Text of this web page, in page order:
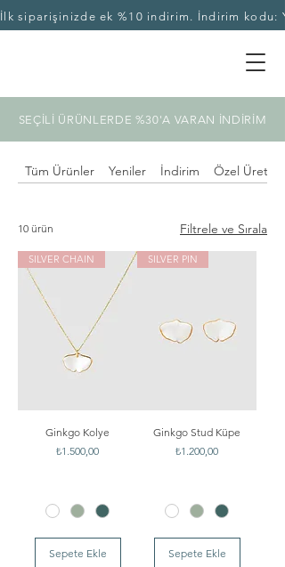
İlk siparişinizde ek %10 indirim. İndirim kodu:
SEÇİLİ ÜRÜNLERDE %30'A VARAN İNDİRİM
Tüm Ürünler Yeniler İndirim Özel Üretim
10 ürün Filtrele ve Sırala
SILVER CHAIN
Ginkgo Kolye
Fiyat
₺1.500,00
Sepete Ekle
SILVER PIN
Ginkgo Stud Küpe
Fiyat
₺1.200,00
Sepete Ekle